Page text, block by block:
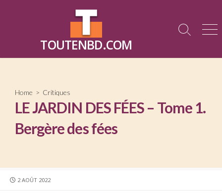
TOUTENBD.COM
Search
Home > Critiques
LE JARDIN DES FÉES – Tome 1.
Bergère des fées
PUBLISHED
2 AOÛT 2022